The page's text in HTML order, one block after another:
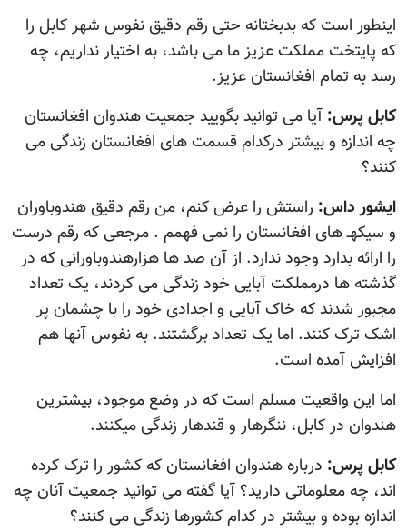
اینطور است که بدبختانه حتی رقم دقیق نفوس شهر کابل را
که پایتخت مملکت عزیز ما می باشد، به اختیار نداریم، چه
رسد به تمام افغانستان عزیز.
کابل پرس: آيا می توانید بگویید جمعیت هندوان افغانستان
چه اندازه و بیشتر درکدام قسمت های افغانستان زندگی می
کنند؟
ایشور داس: راستش را عرض کنم، من رقم دقیق هندوباوران
و سیکهـ های افغانستان را نمی فهمم . مرجعی که رقم درست
را ارائه بدارد وجود ندارد. از آن صد ها هزارهندوباورانی که در
گذشته ها درمملکت آبایی خود زندگی می کردند، یک تعداد
مجبور شدند که خاک آبایی و اجدادی خود را با چشمان پر
اشک ترک کنند. اما یک تعداد برگشتند. به نفوس آنها هم
افزایش آمده است.
اما این واقعیت مسلم است که در وضع موجود، بیشترین
هندوان در کابل، ننگرهار و قندهار زندگی میکنند.
کابل پرس: درباره هندوان افغانستان که کشور را ترک کرده
اند، چه معلوماتی دارید؟ آيا گفته می توانید جمعیت آنان چه
اندازه بوده و بیشتر در کدام کشورها زندگی می کنند؟